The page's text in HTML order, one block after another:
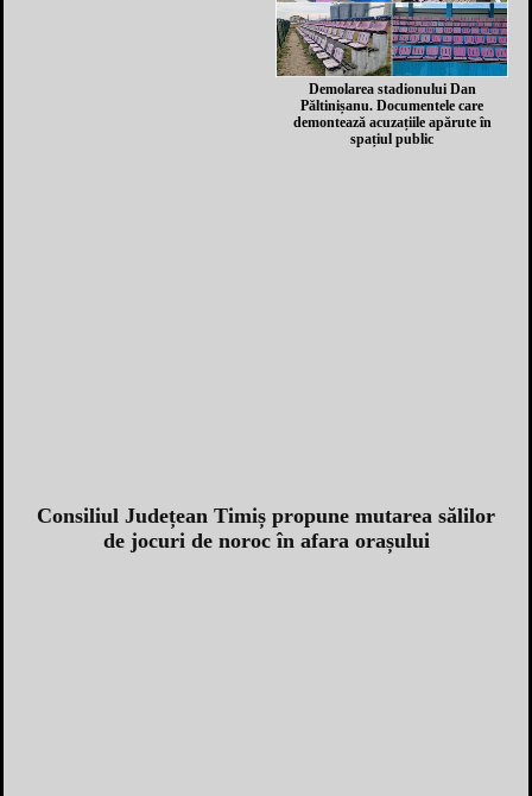
Demolarea stadionului Dan
Păltinișanu. Documentele care
demontează acuzațiile apărute în
spațiul public
Consiliul Județean Timiș propune mutarea sălilor
de jocuri de noroc în afara orașului